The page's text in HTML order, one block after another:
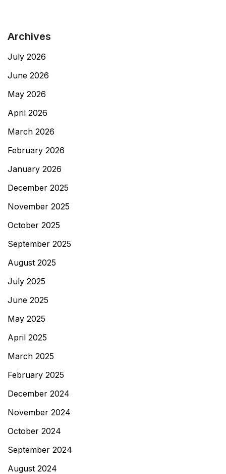
Archives
July 2026
June 2026
May 2026
April 2026
March 2026
February 2026
January 2026
December 2025
November 2025
October 2025
September 2025
August 2025
July 2025
June 2025
May 2025
April 2025
March 2025
February 2025
December 2024
November 2024
October 2024
September 2024
August 2024